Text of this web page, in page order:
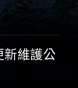
新維護公